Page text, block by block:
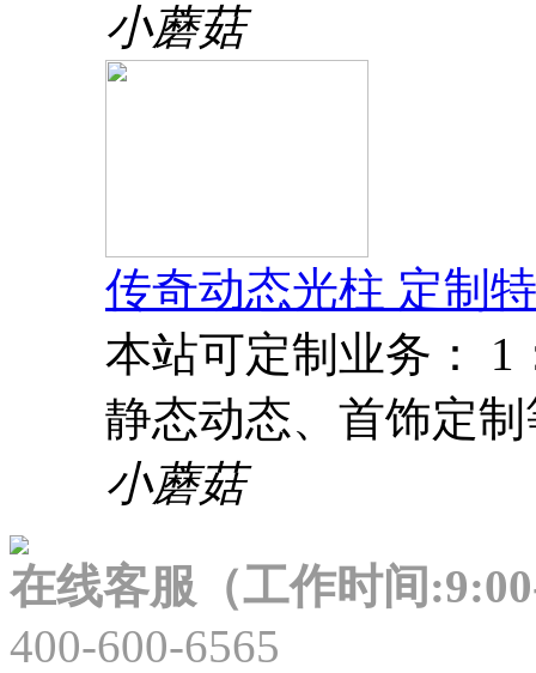
小蘑菇
传奇动态光柱 定制
本站可定制业务： 1
静态动态、首饰定
小蘑菇
在线客服（工作时间
400-600-6565